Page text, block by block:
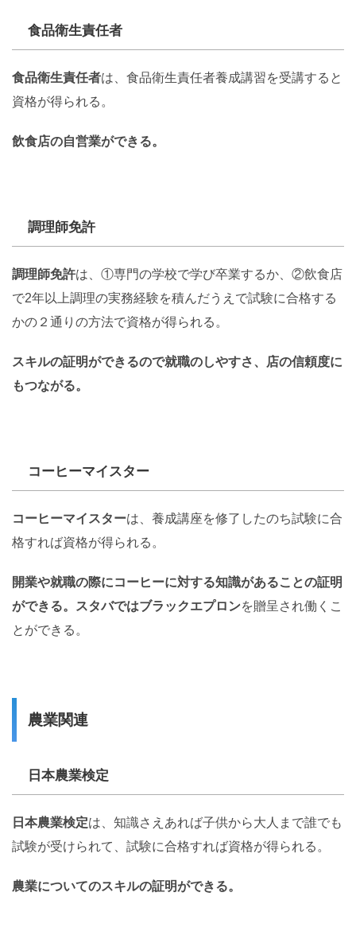
食品衛生責任者
食品衛生責任者は、食品衛生責任者養成講習を受講すると
資格が得られる。
飲食店の自営業ができる。
調理師免許
調理師免許は、①専門の学校で学び卒業するか、②飲食店
で2年以上調理の実務経験を積んだうえで試験に合格する
かの２通りの方法で資格が得られる。
スキルの証明ができるので就職のしやすさ、店の信頼度に
もつながる。
コーヒーマイスター
コーヒーマイスターは、養成講座を修了したのち試験に合
格すれば資格が得られる。
開業や就職の際にコーヒーに対する知識があることの証明
ができる。スタバではブラックエプロンを贈呈され働くこ
とができる。
農業関連
日本農業検定
日本農業検定は、知識さえあれば子供から大人まで誰でも
試験が受けられて、試験に合格すれば資格が得られる。
農業についてのスキルの証明ができる。